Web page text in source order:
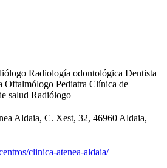
Radiología odontológica Dentista
Oftalmólogo Pediatra Clínica de
salud Radiólogo
Aldaia, C. Xest, 32, 46960 Aldaia,
clinica-atenea-aldaia/